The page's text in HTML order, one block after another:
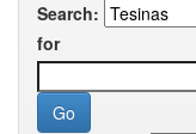
Search:
for